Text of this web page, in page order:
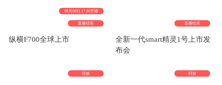
08月08日 17:30开播
直播结束
纵横F700全球上市
直播结束
全新一代smart精灵1号上市发
布会
回放 回放